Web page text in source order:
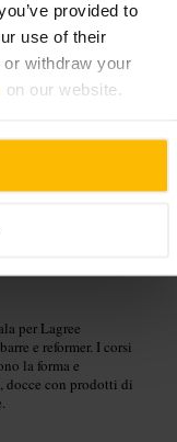
provided to
use of their
withdraw your
on our website.
curata.”
#Benessere #Barre
per Lagree
e reformer. I corsi
la forma e
docce con prodotti di